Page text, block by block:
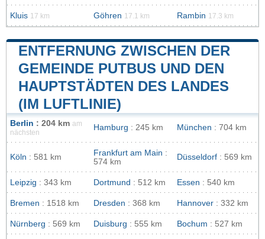
Kluis 17 km Göhren 17.1 km Rambin 17.3 km
ENTFERNUNG ZWISCHEN DER
GEMEINDE PUTBUS UND DEN
HAUPTSTÄDTEN DES LANDES
(IM LUFTLINIE)
Berlin : 204 km am
nächsten
Hamburg : 245 km München : 704 km
Köln : 581 km Frankfurt am Main :
574 km
Düsseldorf : 569 km
Leipzig : 343 km Dortmund : 512 km Essen : 540 km
Bremen : 1518 km Dresden : 368 km Hannover : 332 km
Nürnberg : 569 km Duisburg : 555 km Bochum : 527 km